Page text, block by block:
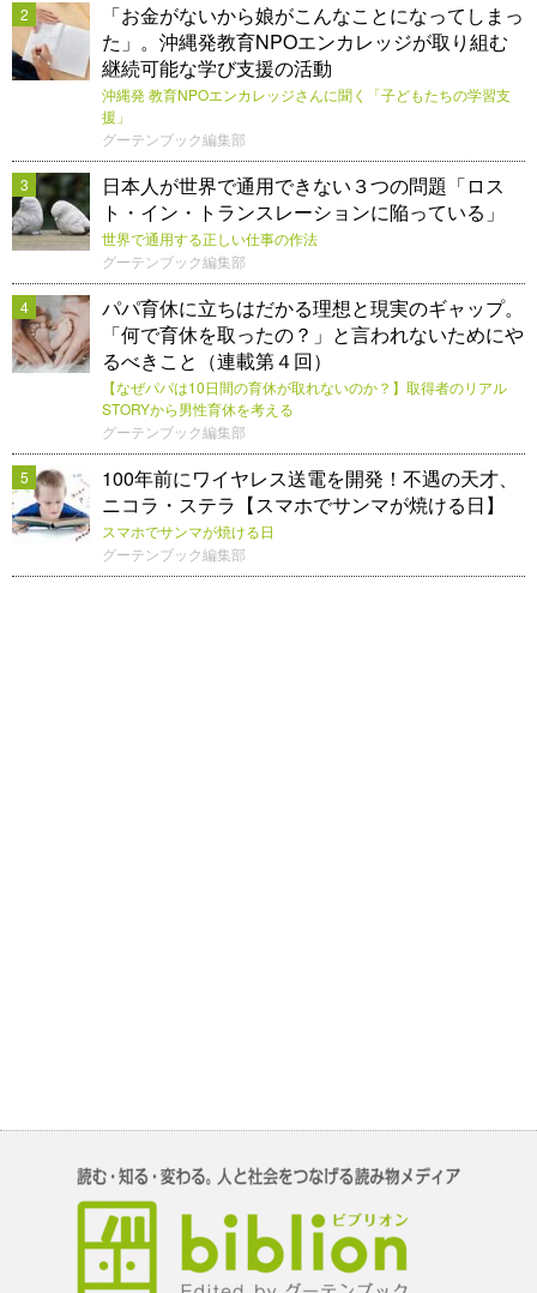
2
「お金がないから娘がこんなことになってしまっ
た」。沖縄発教育NPOエンカレッジが取り組む
継続可能な学び支援の活動
沖縄発 教育NPOエンカレッジさんに聞く「子どもたちの学習支
援」
グーテンブック編集部
3
日本人が世界で通用できない３つの問題「ロス
ト・イン・トランスレーションに陥っている」
世界で通用する正しい仕事の作法
グーテンブック編集部
4
パパ育休に立ちはだかる理想と現実のギャップ。
「何で育休を取ったの？」と言われないためにや
るべきこと（連載第４回）
【なぜパパは10日間の育休が取れないのか？】取得者のリアル
STORYから男性育休を考える
グーテンブック編集部
5
100年前にワイヤレス送電を開発！不遇の天才、
ニコラ・ステラ【スマホでサンマが焼ける日】
スマホでサンマが焼ける日
グーテンブック編集部